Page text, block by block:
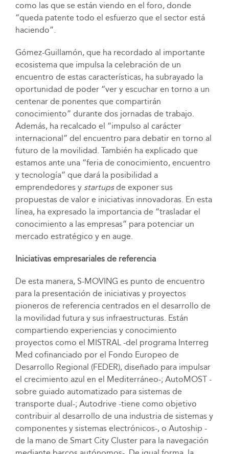
como las que se están viendo en el foro, donde
“queda patente todo el esfuerzo que el sector está
haciendo”.
Gómez-Guillamón, que ha recordado al importante
ecosistema que impulsa la celebración de un
encuentro de estas características, ha subrayado la
oportunidad de poder “ver y escuchar en torno a un
centenar de ponentes que compartirán
conocimiento” durante dos jornadas de trabajo.
Además, ha recalcado el “impulso al carácter
internacional” del encuentro para debatir en torno al
futuro de la movilidad. También ha explicado que
estamos ante una “feria de conocimiento, encuentro
y tecnología” que dará la posibilidad a
emprendedores y startupsde exponer sus
propuestas de valor e iniciativas innovadoras. En esta
línea, ha expresado la importancia de “trasladar el
conocimiento a las empresas” para potenciar un
mercado estratégico y en auge.
Iniciativas empresariales de referencia
De esta manera, S-MOVING es punto de encuentro
para la presentación de iniciativas y proyectos
pioneros de referencia centrados en el desarrollo de
la movilidad futura y sus infraestructuras. Están
compartiendo experiencias y conocimiento
proyectos como el MISTRAL -del programa Interreg
Med cofinanciado por el Fondo Europeo de
Desarrollo Regional (FEDER), diseñado para impulsar
el crecimiento azul en el Mediterráneo-; AutoMOST -
sobre guiado automatizado para sistemas de
transporte dual-; Autodrive -tiene como objetivo
contribuir al desarrollo de una industria de sistemas y
componentes y sistemas electrónicos-, o Autoship -
de la mano de Smart City Cluster para la navegación